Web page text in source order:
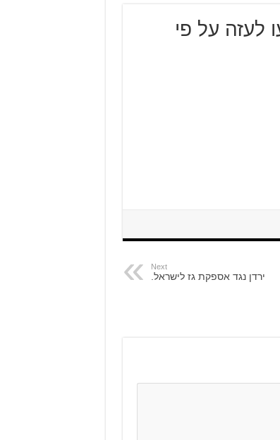
לעזה על פי
Next
ירדן נגד אספקת גז לישראל.